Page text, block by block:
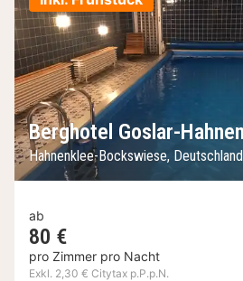
Berghotel Goslar-
Hahnenklee-Bockswiese, Deutschland
ab
80 €
pro Zimmer pro Nacht
Exkl. 2,30 € Citytax p.P.p.N.